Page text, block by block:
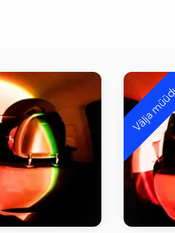
Välja